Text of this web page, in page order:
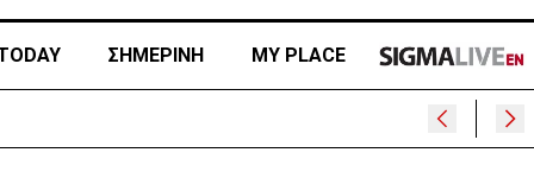
ΣΗΜΕΡΙΝΗ MY PLACE